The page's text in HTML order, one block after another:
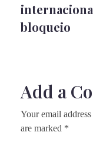
bloqueio
Add a
Your email
are marked *